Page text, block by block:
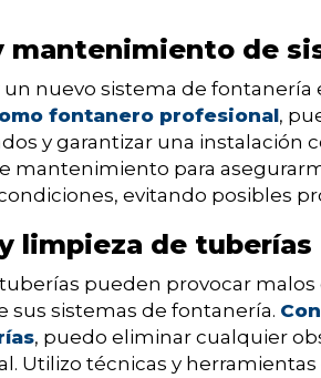
mantenimiento de
un nuevo sistema de
fontanero profesional,
y garantizar una instalación
mantenimiento para
evitando posibles
limpieza de tuberías
pueden provocar
sistemas de fontanería.
, puedo eliminar cualquier
Utilizo técnicas y